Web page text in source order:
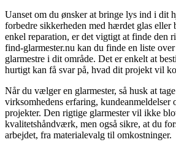
Uanset om du ønsker at bringe lys ind i dit
forbedre sikkerheden med hærdet glas eller
enkel reparation, er det vigtigt at finde den
find-glarmester.nu kan du finde en liste
glarmestre i dit område. Det er enkelt at
hurtigt kan få svar på, hvad dit projekt vil
Når du vælger en glarmester, så husk at
virksomhedens erfaring, kundeanmeldelser
projekter. Den rigtige glarmester vil ikke
kvalitetshåndværk, men også sikre, at du
arbejdet, fra materialevalg til omkostninger.